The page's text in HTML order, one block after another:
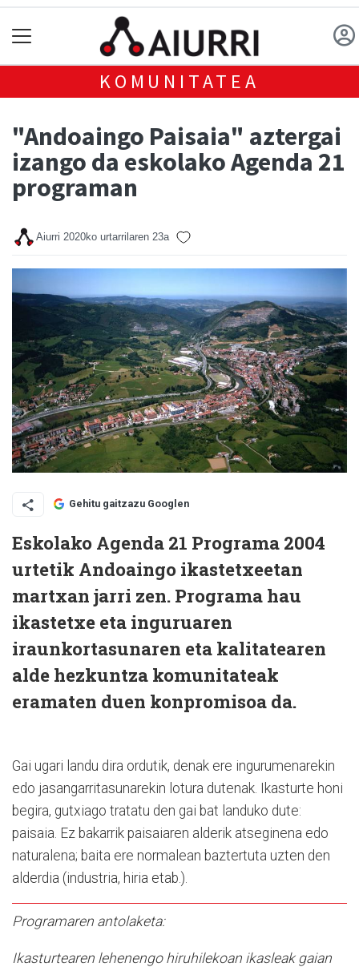
KOMUNITATEA
"Andoaingo Paisaia" aztergai
izango da eskolako Agenda 21
programan
Aiurri 2020ko urtarrilaren 23a
Gehitu gaitzazu Googlen
Eskolako Agenda 21 Programa 2004
urtetik Andoaingo ikastetxeetan
martxan jarri zen. Programa hau
ikastetxe eta inguruaren
iraunkortasunaren eta kalitatearen
alde hezkuntza komunitateak
eramaten duen konpromisoa da.
Gai ugari landu dira ordutik, denak ere ingurumenarekin
edo jasangarritasunarekin lotura dutenak. Ikasturte honi
begira, gutxiago tratatu den gai bat landuko dute:
paisaia. Ez bakarrik paisaiaren alderik atseginena edo
naturalena; baita ere normalean baztertuta uzten den
alderdia (industria, hiria etab.).
Programaren antolaketa:
Ikasturtearen lehenengo hiruhilekoan ikasleak gaian